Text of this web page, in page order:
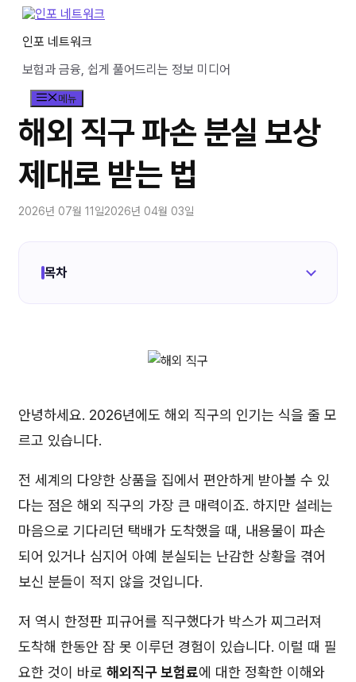
인포 네트워크
보험과 금융, 쉽게 풀어드리는 정보 미디어
메뉴
해외 직구 파손 분실 보상
제대로 받는 법
2026년 07월 11일2026년 04월 03일
목차
안녕하세요. 2026년에도 해외 직구의 인기는 식을 줄 모
르고 있습니다.
전 세계의 다양한 상품을 집에서 편안하게 받아볼 수 있
다는 점은 해외 직구의 가장 큰 매력이죠. 하지만 설레는
마음으로 기다리던 택배가 도착했을 때, 내용물이 파손
되어 있거나 심지어 아예 분실되는 난감한 상황을 겪어
보신 분들이 적지 않을 것입니다.
저 역시 한정판 피규어를 직구했다가 박스가 찌그러져
도착해 한동안 잠 못 이루던 경험이 있습니다. 이럴 때 필
요한 것이 바로 해외직구 보험료에 대한 정확한 이해와